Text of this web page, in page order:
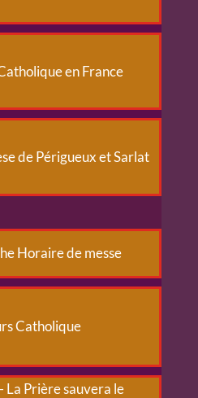
en France
de Périgueux et Sarlat
Horaire de messe
Catholique
La Prière sauvera le